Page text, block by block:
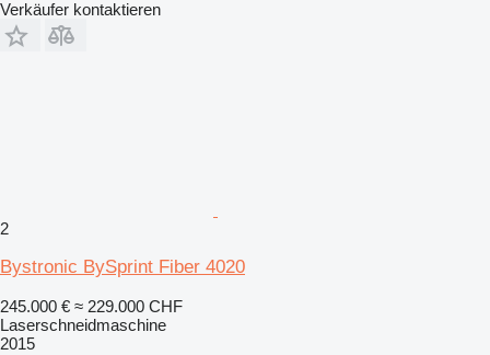
Verkäufer kontaktieren
2
Bystronic BySprint Fiber 4020
245.000 € ≈ 229.000 CHF
Laserschneidmaschine
2015